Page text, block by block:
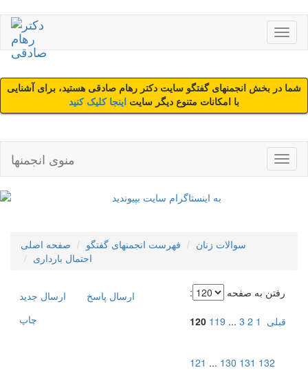
شما در بخش انجمنهای گفتگو سایت دکتر رهام صادقی هستید، برای آشنایی
با امکانات متنوع دیگر سایت اینجا کلیک کنید
منوی انجمنها
صفحه اصلی فهرست انجمنهای گفتگو
سوالات زنان
احتمال بارداری
ارسال جديد
ارسال پاسخ
چاپ
رفتن به صفحه :
قبلی 1
2
3
...
119
120
121 ... 130 131 132